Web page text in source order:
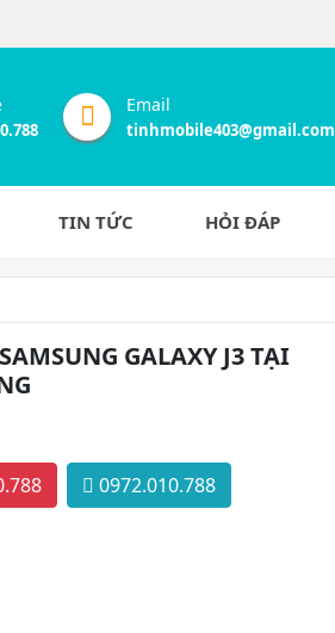
Email
tinhmobile403@gmail.com
TIN TỨC HỎI ĐÁP
GALAXY J3 TẠI
0972.010.788